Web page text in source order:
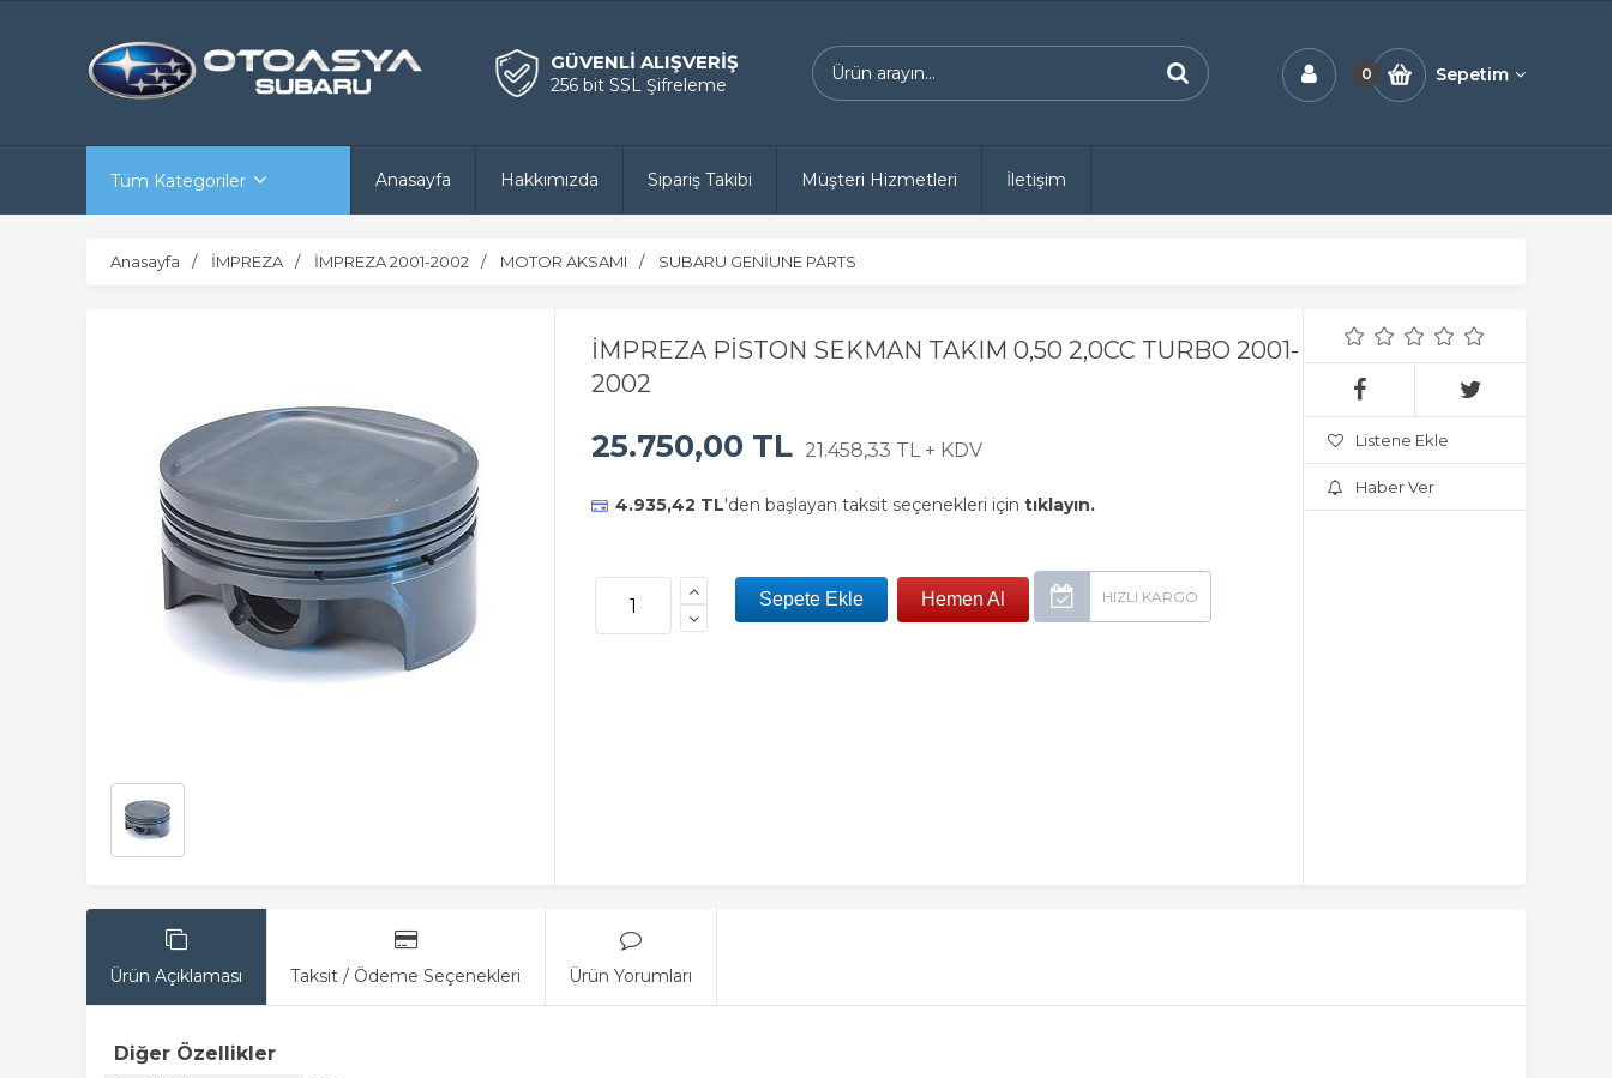
GÜVENLİ ALIŞVERİŞ
256 bit SSL Şifreleme
0 Sepetim
Tüm Kategoriler Anasayfa Hakkımızda Sipariş Takibi Müşteri Hizmetleri İletişim
Anasayfa İMPREZA İMPREZA 2001-2002 MOTOR AKSAMI SUBARU GENİUNE PARTS
İMPREZA PİSTON SEKMAN TAKIM 0,50 2,0CC TURBO 2001-
2002
25.750,00 TL 21.458,33 TL + KDV
4.935,42 TL'den başlayan taksit seçenekleri için tıklayın.
Listene Ekle
Haber Ver
Ürün Açıklaması Taksit / Ödeme Seçenekleri Ürün Yorumları
Diğer Özellikler